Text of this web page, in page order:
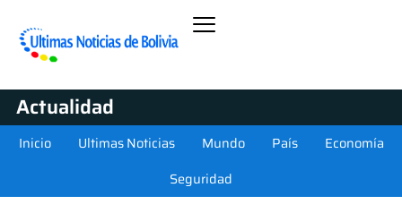
Actualidad
Inicio Ultimas Noticias Mundo País
Economía
Seguridad